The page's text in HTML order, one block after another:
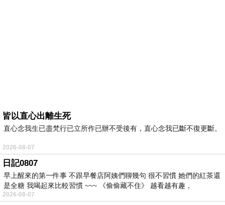
皆以直心出離生死
直心念我生已盡梵行已立所作已辦不受後有，直心念我已斷不復更斷。
2026-08-07
日記0807
早上醒來的第一件事 不跟早餐店阿姨們聊幾句 很不習慣 她們的紅茶還
是全糖 我喝起來比較習慣 ~~~ 《偷偷藏不住》 越看越有趣，
2026-08-07